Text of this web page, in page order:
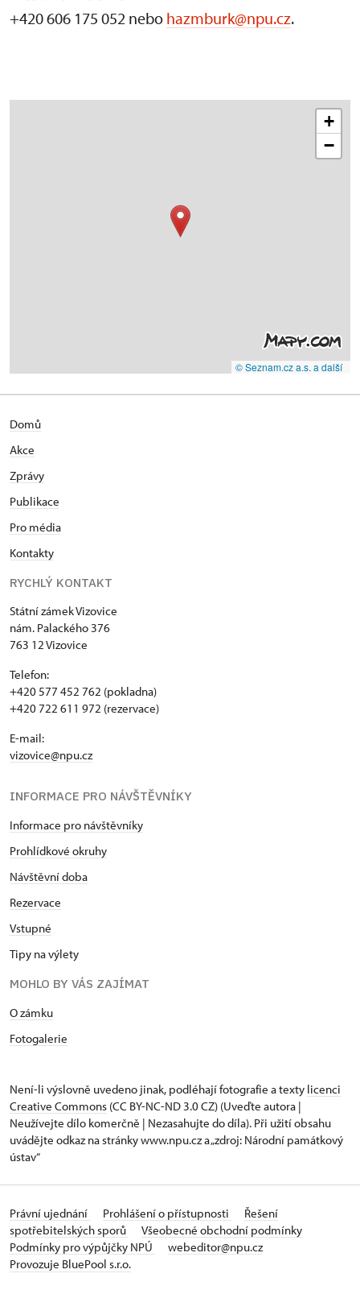
+420 606 175 052 nebo hazmburk@npu.cz.
+
−
© Seznam.cz a.s. a další
Domů
Akce
Zprávy
Publikace
Pro média
Kontakty
RYCHLÝ KONTAKT
Státní zámek Vizovice
nám. Palackého 376
763 12 Vizovice
Telefon:
+420 577 452 762 (pokladna)
+420 722 611 972 (rezervace)
E-mail:
vizovice@npu.cz
INFORMACE PRO NÁVŠTĚVNÍKY
Informace pro návštěvníky
Prohlídkové okruhy
Návštěvní doba
Rezervace
Vstupné
Tipy na výlety
MOHLO BY VÁS ZAJÍMAT
O zámku
Fotogalerie
Není-li výslovně uvedeno jinak, podléhají fotografie a texty licenci
Creative Commons (CC BY-NC-ND 3.0 CZ) (Uveďte autora |
Neužívejte dílo komerčně | Nezasahujte do díla). Při užití obsahu
uvádějte odkaz na stránky www.npu.cz a „zdroj: Národní památkový
ústav“
Právní ujednání Prohlášení o přístupnosti
Řešení
spotřebitelských sporů
Všeobecné obchodní podmínky
Podmínky pro výpůjčky NPÚ
webeditor@npu.cz
Provozuje BluePool s.r.o.